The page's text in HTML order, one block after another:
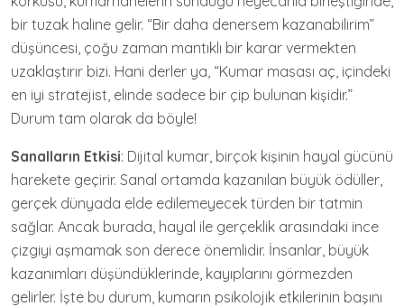
bir tuzak haline gelir. “Bir daha denersem kazanabilirim”
düşüncesi, çoğu zaman mantıklı bir karar vermekten
uzaklaştırır bizi. Hani derler ya, “Kumar masası aç, içindeki
en iyi stratejist, elinde sadece bir çip bulunan kişidir.”
Durum tam olarak da böyle!
Sanalların Etkisi: Dijital kumar, birçok kişinin hayal gücünü
harekete geçirir. Sanal ortamda kazanılan büyük ödüller,
gerçek dünyada elde edilemeyecek türden bir tatmin
sağlar. Ancak burada, hayal ile gerçeklik arasındaki ince
çizgiyi aşmamak son derece önemlidir. İnsanlar, büyük
kazanımları düşündüklerinde, kayıplarını görmezden
gelirler. İşte bu durum, kumarın psikolojik etkilerinin başını